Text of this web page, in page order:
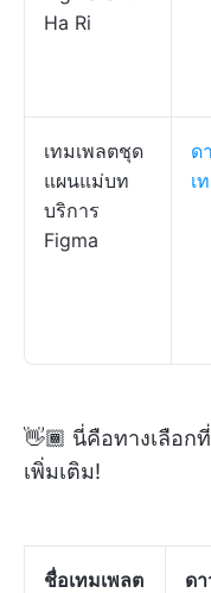
Ha Ri
เทมเพลตชุด
แผนแม่บท
บริการ
Figma
ด
เ
👋🏾 นี่คือทางเลือ
เพิ่มเติม!
ชื่อเทมเพลต
ด